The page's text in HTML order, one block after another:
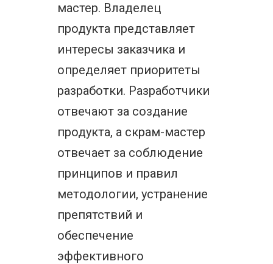
мастер. Владелец
продукта представляет
интересы заказчика и
определяет приоритеты
разработки. Разработчики
отвечают за создание
продукта, а скрам-мастер
отвечает за соблюдение
принципов и правил
методологии, устранение
препятствий и
обеспечение
эффективного